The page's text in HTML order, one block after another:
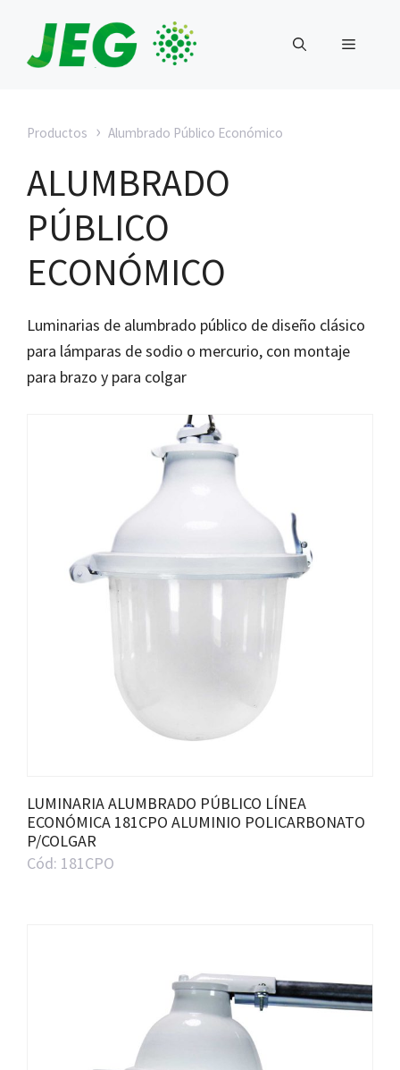
contenido
MENÚ
Productos › Alumbrado Público Económico
ALUMBRADO
PÚBLICO
ECONÓMICO
Luminarias de alumbrado público de diseño clásico
para lámparas de sodio o mercurio, con montaje
para brazo y para colgar
LUMINARIA ALUMBRADO PÚBLICO LÍNEA
ECONÓMICA 181CPO ALUMINIO POLICARBONATO
P/COLGAR
Cód: 181CPO